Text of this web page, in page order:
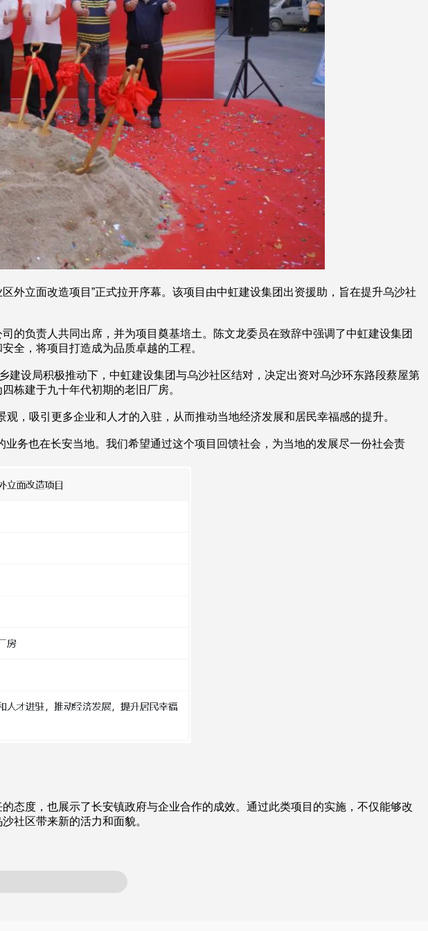
外立面改造项目”正式拉开序幕。该项目由中虹建设集团出资援助，旨在提升乌沙社
的负责人共同出席，并为项目奠基培土。陈文龙委员在致辞中强调了中虹建设集团
全，将项目打造成为品质卓越的工程。
建设局积极推动下，中虹建设集团与乌沙社区结对，决定出资对乌沙环东路段蔡屋第
栋建于九十年代初期的老旧厂房。
，吸引更多企业和人才的入驻，从而推动当地经济发展和居民幸福感的提升。
务也在长安当地。我们希望通过这个项目回馈社会，为当地的发展尽一份社会责
态度，也展示了长安镇政府与企业合作的成效。通过此类项目的实施，不仅能够改
社区带来新的活力和面貌。